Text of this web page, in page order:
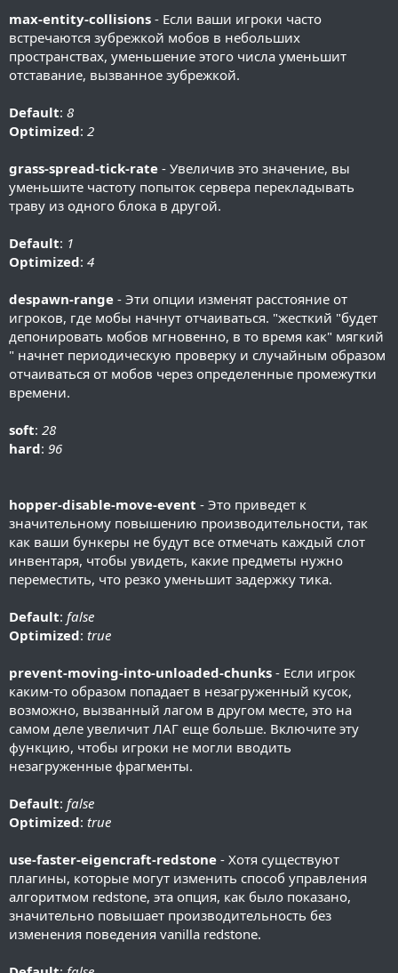
max-entity-collisions - Если ваши игроки часто
встречаются зубрежкой мобов в небольших
пространствах, уменьшение этого числа уменьшит
отставание, вызванное зубрежкой.
Default: 8
Optimized: 2
grass-spread-tick-rate - Увеличив это значение, вы
уменьшите частоту попыток сервера перекладывать
траву из одного блока в другой.
Default: 1
Optimized: 4
despawn-range - Эти опции изменят расстояние от
игроков, где мобы начнут отчаиваться. "жесткий "будет
депонировать мобов мгновенно, в то время как" мягкий
" начнет периодическую проверку и случайным образом
отчаиваться от мобов через определенные промежутки
времени.
soft: 28
hard: 96
hopper-disable-move-event - Это приведет к
значительному повышению производительности, так
как ваши бункеры не будут все отмечать каждый слот
инвентаря, чтобы увидеть, какие предметы нужно
переместить, что резко уменьшит задержку тика.
Default: false
Optimized: true
prevent-moving-into-unloaded-chunks - Если игрок
каким-то образом попадает в незагруженный кусок,
возможно, вызванный лагом в другом месте, это на
самом деле увеличит ЛАГ еще больше. Включите эту
функцию, чтобы игроки не могли вводить
незагруженные фрагменты.
Default: false
Optimized: true
use-faster-eigencraft-redstone - Хотя существуют
плагины, которые могут изменить способ управления
алгоритмом redstone, эта опция, как было показано,
значительно повышает производительность без
изменения поведения vanilla redstone.